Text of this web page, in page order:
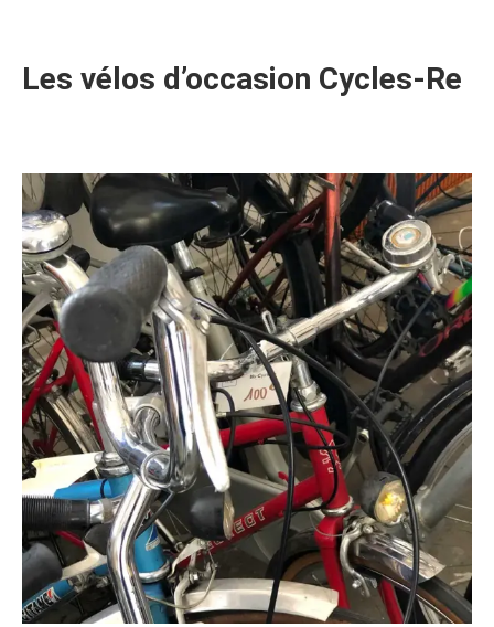
Les vélos d’occasion Cycles-Re